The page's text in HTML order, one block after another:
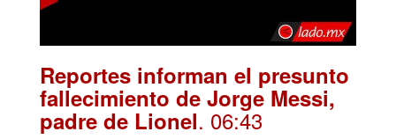
Reportes informan el presunto
fallecimiento de Jorge Messi,
padre de Lionel. 06:43